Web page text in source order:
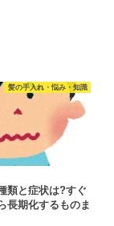
髪の手入れ・悩み・知識
類と症状は?すぐ
長期化するものま